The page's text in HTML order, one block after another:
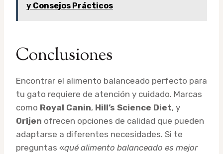
y Consejos Prácticos
Conclusiones
Encontrar el alimento balanceado perfecto para
tu gato requiere de atención y cuidado. Marcas
como Royal Canin, Hill’s Science Diet, y
Orijen ofrecen opciones de calidad que pueden
adaptarse a diferentes necesidades. Si te
preguntas «qué alimento balanceado es mejor